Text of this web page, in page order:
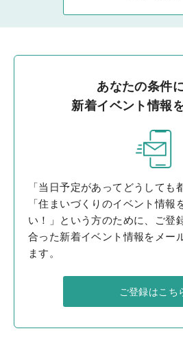
あなたの条件
新着イベント情報
「当日予定があってどうしても
「住まいづくりのイベント情報
い！」という方のために、ご登
合った新着イベント情報をメー
ます。
ご登録はこち